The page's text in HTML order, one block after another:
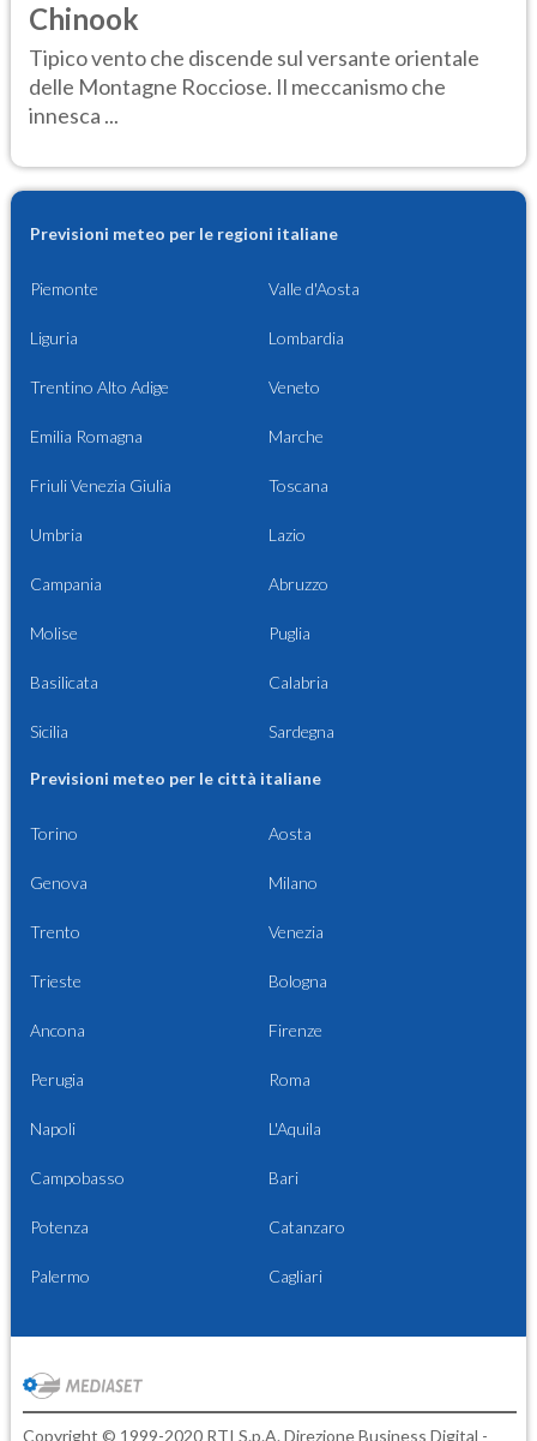
Chinook
Tipico vento che discende sul versante orientale
delle Montagne Rocciose. Il meccanismo che
innesca ...
Previsioni meteo per le regioni italiane
Piemonte Valle d'Aosta
Liguria Lombardia
Trentino Alto Adige Veneto
Emilia Romagna Marche
Friuli Venezia Giulia Toscana
Umbria Lazio
Campania Abruzzo
Molise Puglia
Basilicata Calabria
Sicilia Sardegna
Previsioni meteo per le città italiane
Torino Aosta
Genova Milano
Trento Venezia
Trieste Bologna
Ancona Firenze
Perugia Roma
Napoli L'Aquila
Campobasso Bari
Potenza Catanzaro
Palermo Cagliari
Copyright © 1999-2020 RTI S.p.A. Direzione Business Digital -